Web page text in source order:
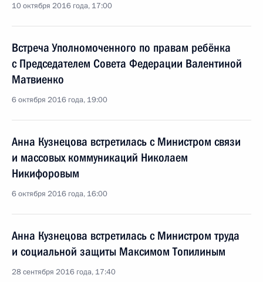
10 октября 2016 года, 17:00
Встреча Уполномоченного по правам ребёнка
с Председателем Совета Федерации Валентиной
Матвиенко
6 октября 2016 года, 19:00
Анна Кузнецова встретилась с Министром связи
и массовых коммуникаций Николаем
Никифоровым
6 октября 2016 года, 16:00
Анна Кузнецова встретилась с Министром труда
и социальной защиты Максимом Топилиным
28 сентября 2016 года, 17:40